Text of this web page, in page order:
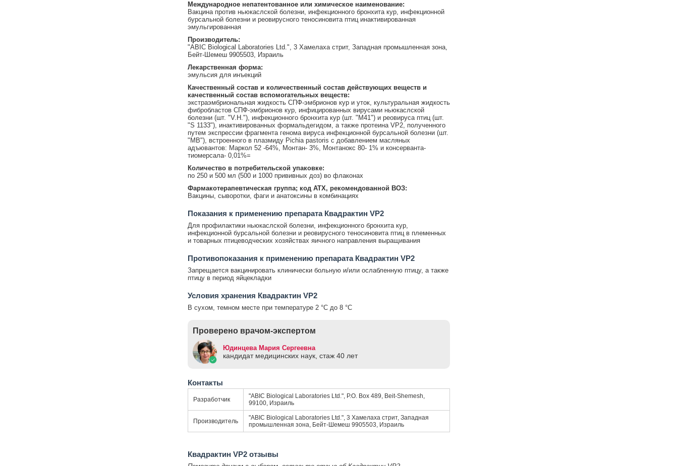
Международное непатентованное или химическое наименование:
Вакцина против ньюкаслской болезни, инфекционного бронхита кур, инфекционной
бурсальной болезни и реовирусного теносиновита птиц инактивированная
эмульгированная
Производитель:
"ABIC Biological Laboratories Ltd.", 3 Хамелаха стрит, Западная промышленная зона,
Бейт-Шемеш 9905503, Израиль
Лекарственная форма:
эмульсия для инъекций
Качественный состав и количественный состав действующих веществ и
качественный состав вспомогательных веществ:
экстраэмбриональная жидкость СПФ-эмбрионов кур и уток, культуральная жидкость
фибробластов СПФ-эмбрионов кур, инфицированных вирусами ньюкаслской
болезни (шт. "V.H."), инфекционного бронхита кур (шт. "М41") и реовируса птиц (шт.
"S 1133"), инактивированных формальдегидом, а также протеина VP2, полученного
путем экспрессии фрагмента генома вируса инфекционной бурсальной болезни (шт.
"MB"), встроенного в плазмиду Pichia pastoris с добавлением масляных
адъювантов: Маркол 52 -64%, Монтан- 3%, Монтанокс 80- 1% и консерванта-
тиомерсала- 0,01%=
Количество в потребительской упаковке:
по 250 и 500 мл (500 и 1000 прививных доз) во флаконах
Фармакотерапевтическая группа; код АТХ, рекомендованной ВОЗ:
Вакцины, сыворотки, фаги и анатоксины в комбинациях
Показания к применению препарата Квадрактин VP2
Для профилактики ньюкаслской болезни, инфекционного бронхита кур,
инфекционной бурсальной болезни и реовирусного теносиновита птиц в племенных
и товарных птицеводческих хозяйствах яичного направления выращивания
Противопоказания к применению препарата Квадрактин VP2
Запрещается вакцинировать клинически больную и/или ослабленную птицу, а также
птицу в период яйцекладки
Условия хранения Квадрактин VP2
В сухом, темном месте при температуре 2 °С до 8 °С
Проверено врачом-экспертом
Юдинцева Мария Сергеевна
кандидат медицинских наук, стаж 40 лет
Контакты
Разработчик
"ABIC Biological Laboratories Ltd.", P.O. Box 489, Beit-Shemesh,
99100, Израиль
Производитель
"ABIC Biological Laboratories Ltd.", 3 Хамелаха стрит, Западная
промышленная зона, Бейт-Шемеш 9905503, Израиль
Квадрактин VP2 отзывы